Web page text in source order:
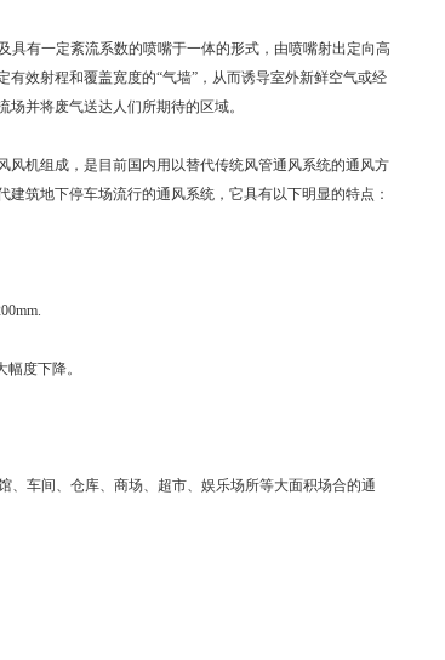
具有一定紊流系数的喷嘴于一体的形式，由喷嘴射出定向高
效射程和覆盖宽度的“气墙”，从而诱导室外新鲜空气或经
并将废气送达人们所期待的区域。
机组成，是目前国内用以替代传统风管通风系统的通风方
筑地下停车场流行的通风系统，它具有以下明显的特点：
度下降。
、车间、仓库、商场、超市、娱乐场所等大面积场合的通